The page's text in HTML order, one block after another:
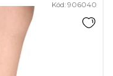
Kód: 906040